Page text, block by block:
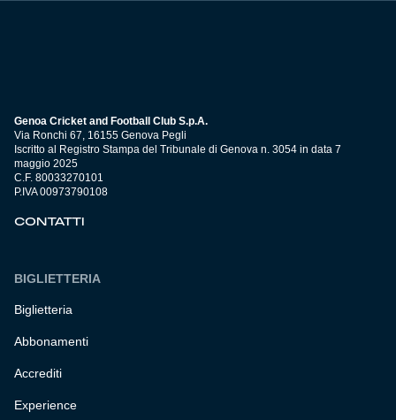
Genoa Cricket and Football Club S.p.A.
Via Ronchi 67, 16155 Genova Pegli
Iscritto al Registro Stampa del Tribunale di Genova n. 3054 in data 7
maggio 2025
C.F. 80033270101
P.IVA 00973790108
CONTATTI
BIGLIETTERIA
Biglietteria
Abbonamenti
Accrediti
Experience